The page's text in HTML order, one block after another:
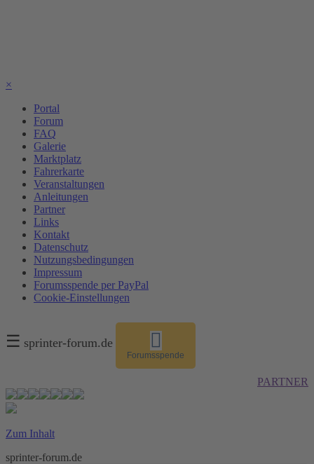
×
Portal
Forum
FAQ
Galerie
Marktplatz
Fahrerkarte
Veranstaltungen
Anleitungen
Partner
Links
Kontakt
Datenschutz
Nutzungsbedingungen
Impressum
Forumsspende per PayPal
Cookie-Einstellungen
☰ sprinter-forum.de
Forumsspende
PARTNER
Zum Inhalt
sprinter-forum.de